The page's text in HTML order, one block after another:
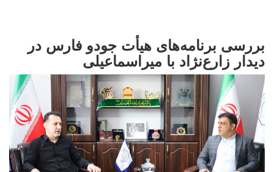
بررسی برنامه‌های هیأت جودو فارس در
دیدار زارع‌نژاد با میراسماعیلی